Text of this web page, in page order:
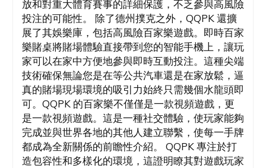
放和對重大體育賽事的詳細保護，不乏參與高風險
投注的可能性。 除了德州撲克之外，QQPK 還擴
展了其娛樂庫，包括高風險百家樂遊戲。即時百家
樂賭桌將賭場體驗直接帶到您的智能手機上，讓玩
家可以在家中方便地參與即時互動投注。這種尖端
技術確保無論您是在等公共汽車還是在家放鬆，逼
真的賭場現場環境的吸引力始終只需幾個水龍頭即
可。QQPK 的百家樂不僅僅是一款視頻遊戲，更
是一款視頻遊戲。這是一種社交體驗，使玩家能夠
完成並與世界各地的其他人建立聯繫，使每一手牌
都成為全新關係的前瞻性介紹。 QQPK 專注於打
造包容性和多樣化的環境，這證明瞭其對遊戲玩家